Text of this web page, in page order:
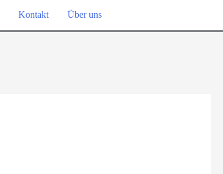
Kontakt Über uns